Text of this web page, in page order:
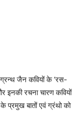
ग्रन्थ जैन कवियों के ‘रस-
इनकी रचना चारण कवियों
प्रमुख बातों एवं ग्रंथो को